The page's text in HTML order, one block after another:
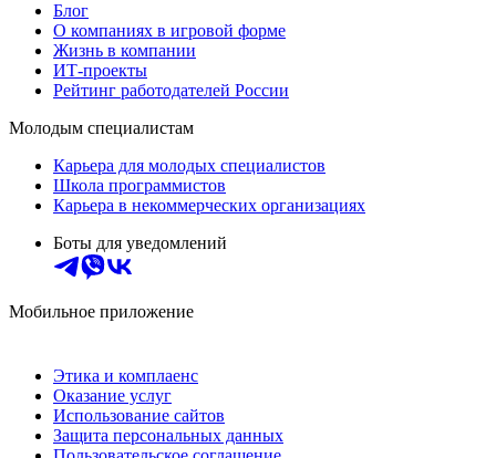
Блог
О компаниях в игровой форме
Жизнь в компании
ИТ-проекты
Рейтинг работодателей России
Молодым специалистам
Карьера для молодых специалистов
Школа программистов
Карьера в некоммерческих организациях
Боты для уведомлений
Мобильное приложение
Этика и комплаенс
Оказание услуг
Использование сайтов
Защита персональных данных